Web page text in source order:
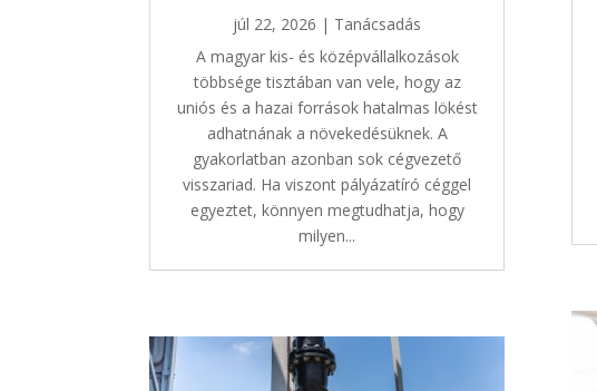
júl 22, 2026 | Tanácsadás
A magyar kis- és középvállalkozások
többsége tisztában van vele, hogy az
uniós és a hazai források hatalmas lökést
adhatnának a növekedésüknek. A
gyakorlatban azonban sok cégvezető
visszariad. Ha viszont pályázatíró céggel
egyeztet, könnyen megtudhatja, hogy
milyen...